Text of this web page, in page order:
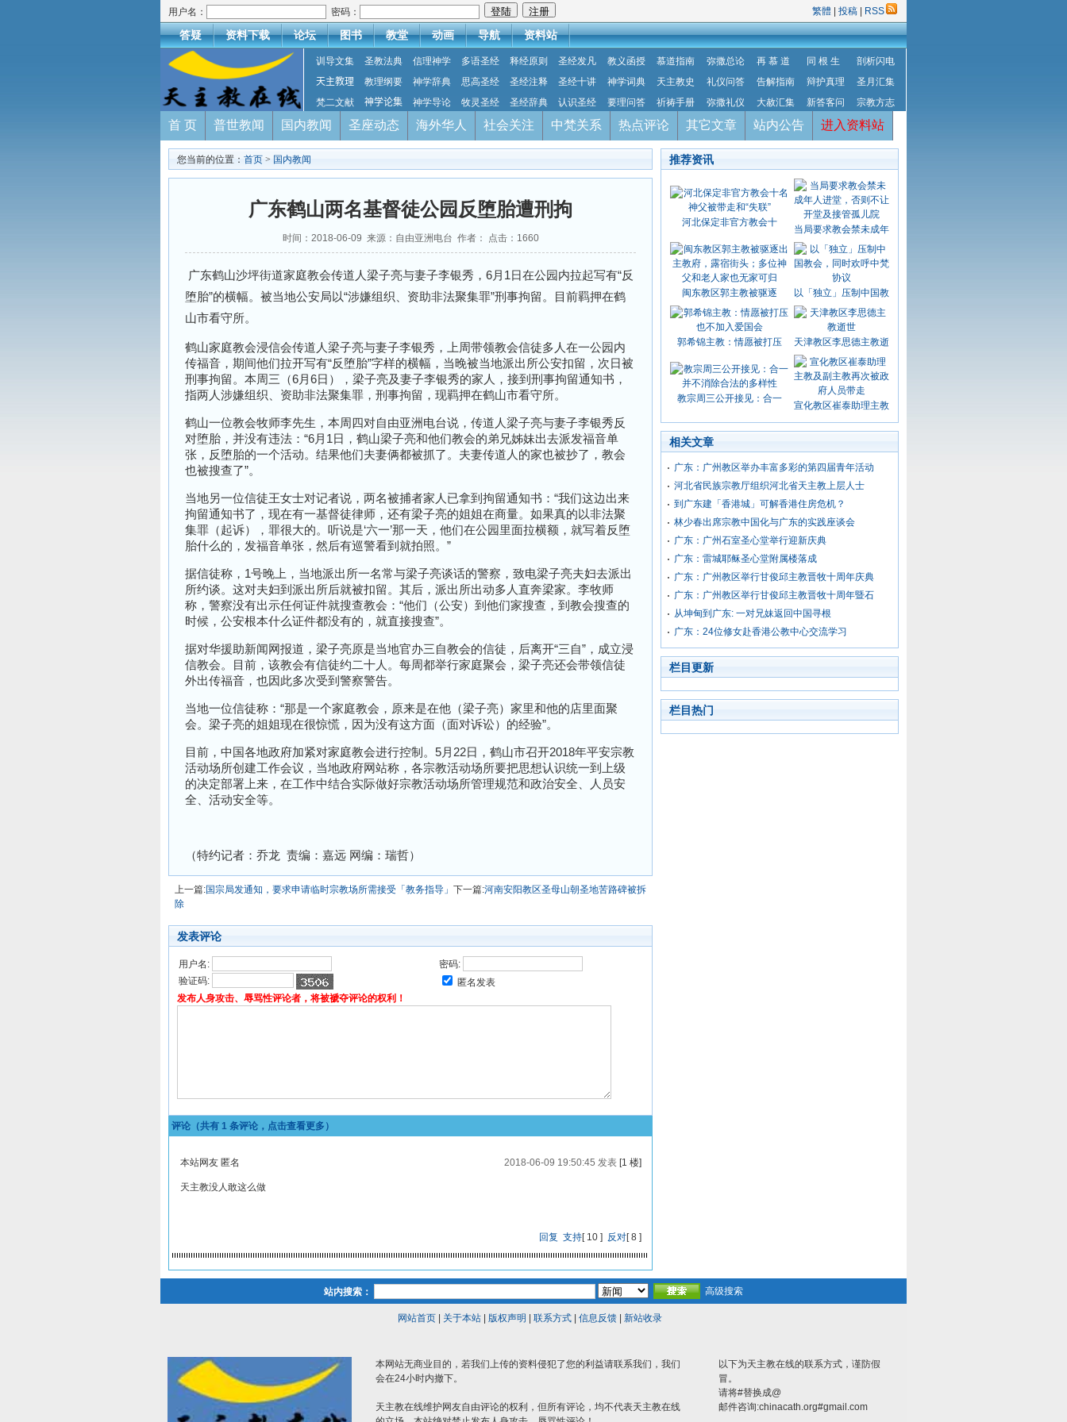
用户名： 密码： 繁體 投稿 RSS
答疑 资料下载 论坛 图书 教堂 动画 导航 资料站
训导文集 圣教法典 信理神学 多语圣经 释经原则 圣经发凡 教义函授 慕道指南 弥撒总论 再 慕 道 同 根 生
剖析闪电
天主教理
教理纲要 神学辞典 思高圣经 圣经注释 圣经十讲 神学词典 天主教史 礼仪问答 告解指南 辩护真理
圣月汇集
梵二文献
神学论集 神学导论 牧灵圣经 圣经辞典 认识圣经 要理问答 祈祷手册 弥撒礼仪 大赦汇集 新答客问 宗教方志
首 页 普世教闻 国内教闻 圣座动态 海外华人 社会关注 中梵关系 热点评论 其它文章 站内公告 进入资料站
您当前的位置： 首页 > 国内教闻
广东鹤山两名基督徒公园反堕胎遭刑拘
时间：2018-06-09 来源：自由亚洲电台 作者： 点击： 1660
广东鹤山沙坪街道家庭教会传道人梁子亮与妻子李银秀，6月1日在公园内拉起写有“反
堕胎”的横幅。被当地公安局以“涉嫌组织、资助非法聚集罪”刑事拘留。目前羁押在鹤
山市看守所。
鹤山家庭教会浸信会传道人梁子亮与妻子李银秀，上周带领教会信徒多人在一公园内
传福音，期间他们拉开写有“反堕胎”字样的横幅，当晚被当地派出所公安扣留，次日被
刑事拘留。本周三（6月6日），梁子亮及妻子李银秀的家人，接到刑事拘留通知书，
指两人涉嫌组织、资助非法聚集罪，刑事拘留，现羁押在鹤山市看守所。
鹤山一位教会牧师李先生，本周四对自由亚洲电台说，传道人梁子亮与妻子李银秀反
对堕胎，并没有违法：“6月1日，鹤山梁子亮和他们教会的弟兄姊妹出去派发福音单
张，反堕胎的一个活动。结果他们夫妻俩都被抓了。夫妻传道人的家也被抄了，教会
也被搜查了”。
当地另一位信徒王女士对记者说，两名被捕者家人已拿到拘留通知书：“我们这边出来
拘留通知书了，现在有一基督徒律师，还有梁子亮的姐姐在商量。如果真的以非法聚
集罪（起诉），罪很大的。听说是‘六一’那一天，他们在公园里面拉横额，就写着反堕
胎什么的，发福音单张，然后有巡警看到就拍照。”
据信徒称，1号晚上，当地派出所一名常与梁子亮谈话的警察，致电梁子亮夫妇去派出
所约谈。这对夫妇到派出所后就被扣留。其后，派出所出动多人直奔梁家。李牧师
称，警察没有出示任何证件就搜查教会：“他们（公安）到他们家搜查，到教会搜查的
时候，公安根本什么证件都没有的，就直接搜查”。
据对华援助新闻网报道，梁子亮原是当地官办三自教会的信徒，后离开“三自”，成立浸
信教会。目前，该教会有信徒约二十人。每周都举行家庭聚会，梁子亮还会带领信徒
外出传福音，也因此多次受到警察警告。
当地一位信徒称：“那是一个家庭教会，原来是在他（梁子亮）家里和他的店里面聚
会。梁子亮的姐姐现在很惊慌，因为没有这方面（面对诉讼）的经验”。
目前，中国各地政府加紧对家庭教会进行控制。5月22日，鹤山市召开2018年平安宗教
活动场所创建工作会议，当地政府网站称，各宗教活动场所要把思想认识统一到上级
的决定部署上来，在工作中结合实际做好宗教活动场所管理规范和政治安全、人员安
全、活动安全等。
（特约记者：乔龙 责编：嘉远 网编：瑞哲）
上一篇:国宗局发通知，要求申请临时宗教场所需接受「教务指导」 下一篇:河南安阳教区圣母山朝圣地苦路碑被拆
除
发表评论
用户名:
密码:
验证码:
匿名发表
发布人身攻击、辱骂性评论者，将被褫夺评论的权利！
评论（共有 1 条评论，点击查看更多）
本站网友 匿名 2018-06-09 19:50:45 发表[1 楼]
天主教没人敢这么做
回复 支持[10 ] 反对[8 ]
推荐资讯
河北保定非官方教会十
当局要求教会禁未成年
闽东教区郭主教被驱逐 以「独立」压制中国教
郭希锦主教：情愿被打压 天津教区李思德主教逝
教宗周三公开接见：合一
宣化教区崔泰助理主教
相关文章
广东：广州教区举办丰富多彩的第四届青年活动
河北省民族宗教厅组织河北省天主教上层人士
到广东建「香港城」可解香港住房危机？
林少春出席宗教中国化与广东的实践座谈会
广东：广州石室圣心堂举行迎新庆典
广东：雷城耶稣圣心堂附属楼落成
广东：广州教区举行甘俊邱主教晋牧十周年庆典
广东：广州教区举行甘俊邱主教晋牧十周年暨石
从坤甸到广东: 一对兄妹返回中国寻根
广东：24位修女赴香港公教中心交流学习
栏目更新
栏目热门
站内搜索： 高级搜索
网站首页| 关于本站| 版权声明 联系方式| 信息反馈| 新站收录
本网站无商业目的，若我们上传的资料侵犯了您的利益请联系我们，我们
会在24小时内撤下。
天主教在线维护网友自由评论的权利，但所有评论，均不代表天主教在线
以下为天主教在线的联系方式，谨防假
冒。
请将#替换成@
邮件咨询:chinacath.org#gmail.com